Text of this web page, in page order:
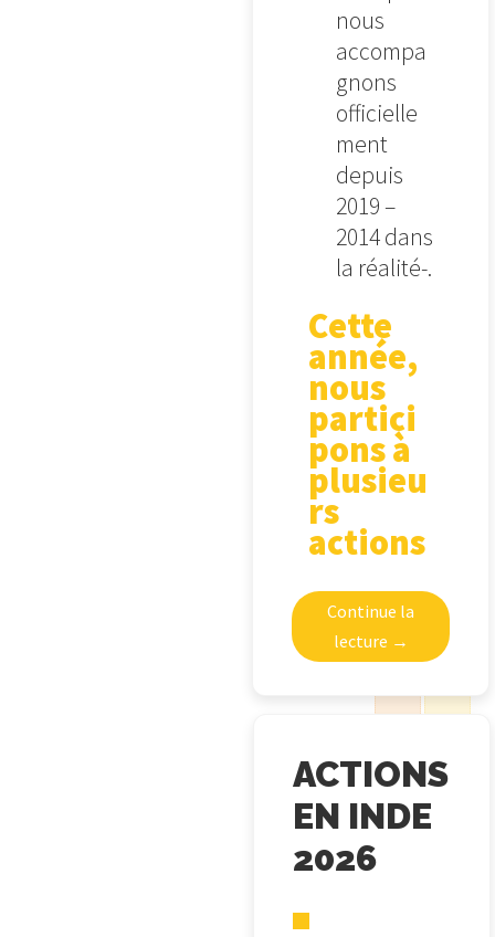
nous
accompa
gnons
officielle
ment
depuis
2019 –
2014 dans
la réalité-.
Cette
année,
nous
partici
pons à
plusieu
rs
actions
Continue la
lecture →
ACTIONS
EN INDE
2026